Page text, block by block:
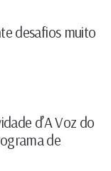
desafios muito
d’A Voz do
de